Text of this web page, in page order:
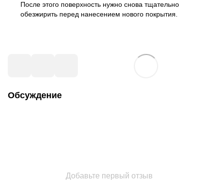
После этого поверхность нужно снова тщательно
обезжирить перед нанесением нового покрытия.
Обсуждение
Добавьте первый отзыв